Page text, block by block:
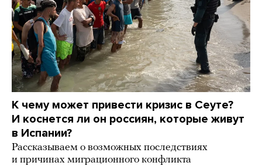
К чему может привести кризис в Сеуте?
И коснется ли он россиян, которые живут
в Испании?
Рассказываем о возможных последствиях
и причинах миграционного конфликта